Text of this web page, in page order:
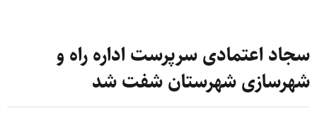
سجاد اعتمادی سرپرست اداره راه و
شهرسازی شهرستان شفت شد